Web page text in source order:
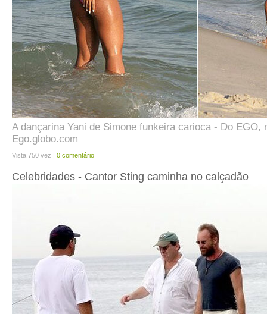
A dançarina Yani de Simone funkeira carioca - Do EGO,
Ego.globo.com
Vista 750 vez | 0 comentário
Celebridades - Cantor Sting caminha no calçadão